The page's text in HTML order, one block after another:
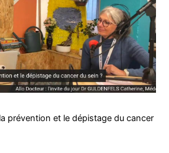
prévention et le dépistage du cancer